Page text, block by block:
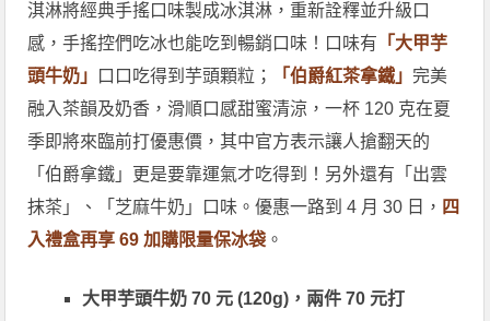
淇淋將經典手搖口味製成冰淇淋，重新詮釋並升級口
感，手搖控們吃冰也能吃到暢銷口味！口味有 「大甲芋
頭牛奶」
口口吃得到芋頭顆粒； 「伯爵紅茶拿鐵」 完美
融入茶韻及奶香，滑順口感甜蜜清涼，一杯 120 克在夏
季即將來臨前打優惠價，其中官方表示讓人搶翻天的
「伯爵拿鐵」更是要靠運氣才吃得到！另外還有「出雲
抹茶」、「芝麻牛奶」口味。優惠一路到 4 月 30 日， 四
入禮盒再享 69 加購限量保冰袋 。
大甲芋頭牛奶 70 元 (120g)，兩件 70 元打